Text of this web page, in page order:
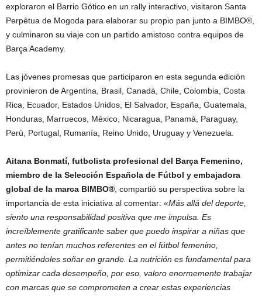
exploraron el Barrio Gótico en un rally interactivo, visitaron Santa
Perpètua de Mogoda para elaborar su propio pan junto a BIMBO®,
y culminaron su viaje con un partido amistoso contra equipos de
Barça Academy.
Las jóvenes promesas que participaron en esta segunda edición
provinieron de Argentina, Brasil, Canadá, Chile, Colombia, Costa
Rica, Ecuador, Estados Unidos, El Salvador, España, Guatemala,
Honduras, Marruecos, México, Nicaragua, Panamá, Paraguay,
Perú, Portugal, Rumanía, Reino Unido, Uruguay y Venezuela.
Aitana Bonmatí, futbolista profesional del Barça Femenino,
miembro de la Selección Española de Fútbol y embajadora
global de la marca BIMBO®, compartió su perspectiva sobre la
importancia de esta iniciativa al comentar: «Más allá del deporte,
siento una responsabilidad positiva que me impulsa. Es
increíblemente gratificante saber que puedo inspirar a niñas que
antes no tenían muchos referentes en el fútbol femenino,
permitiéndoles soñar en grande. La nutrición es fundamental para
optimizar cada desempeño, por eso, valoro enormemente trabajar
con marcas que se comprometen a crear estas experiencias